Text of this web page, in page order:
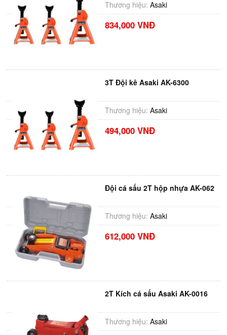
Thương hiệu: Asaki
834,000 VNĐ
3T Đội kê Asaki AK-6300
Thương hiệu: Asaki
494,000 VNĐ
Đội cá sấu 2T hộp nhựa AK-062
Thương hiệu: Asaki
612,000 VNĐ
2T Kích cá sấu Asaki AK-0016
Thương hiệu: Asaki